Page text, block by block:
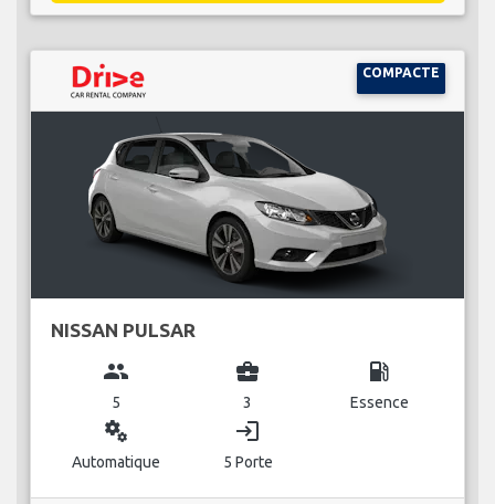
COMPACTE
NISSAN PULSAR
group
5
business_center
3
local_gas_station
Essence
miscellaneous_services
Automatique
login
5 Porte